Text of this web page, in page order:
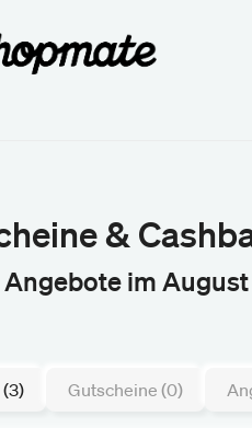
&
im
Gutscheine (0)